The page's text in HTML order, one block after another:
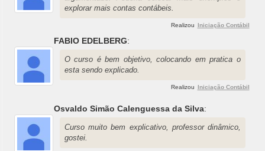
explorar mais contas contábeis.
Realizou Iniciação Contábil
FABIO EDELBERG:
O curso é bem objetivo, colocando em pratica o
esta sendo explicado.
Realizou Iniciação Contábil
Osvaldo Simão Calenguessa da Silva:
Curso muito bem explicativo, professor dinâmico,
gostei.